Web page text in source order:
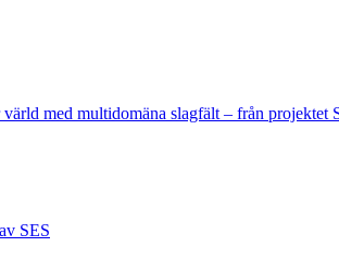
med multidomäna slagfält – från
SES